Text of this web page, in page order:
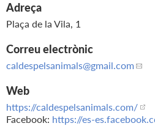
Adreça
Plaça de la Vila, 1
Correu electrònic
caldespelsanimals@gmail.com
Web
https://caldespelsanimals.com/
Facebook: https://es-